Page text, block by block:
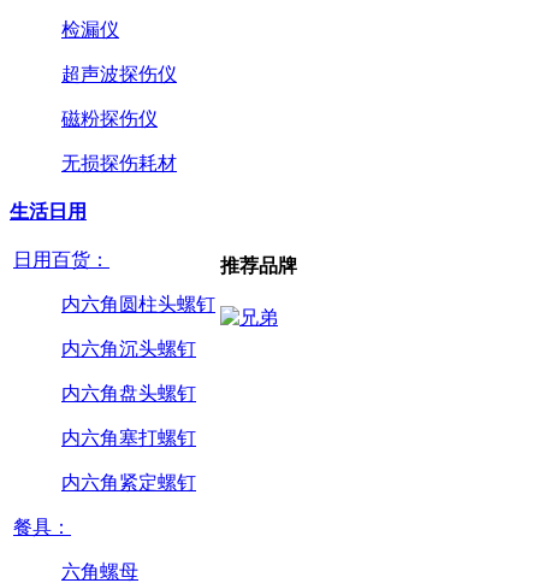
检漏仪
超声波探伤仪
磁粉探伤仪
无损探伤耗材
生活日用
日用百货：
内六角圆柱头螺钉
内六角沉头螺钉
内六角盘头螺钉
内六角塞打螺钉
内六角紧定螺钉
餐具：
六角螺母
推荐品牌